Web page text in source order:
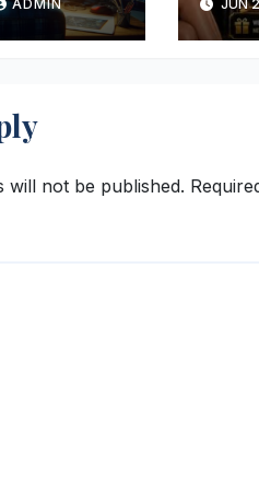
ADMIN JUN
will not be published.